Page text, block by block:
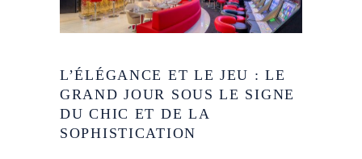
L’ÉLÉGANCE ET LE JEU : LE
GRAND JOUR SOUS LE SIGNE
DU CHIC ET DE LA
SOPHISTICATION